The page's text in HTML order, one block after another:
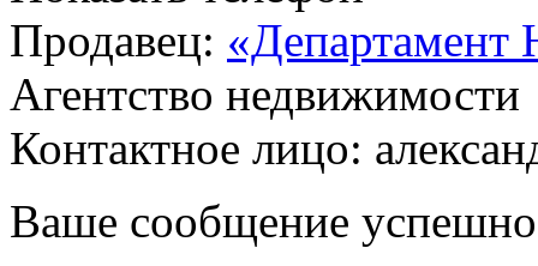
Продавец: «Департамент
Агентство недвижимости
Контактное лицо:
Ваше сообщение успешно